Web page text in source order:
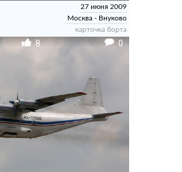
27 июня 2009
Москва - Внуково
карточка борта
8 0